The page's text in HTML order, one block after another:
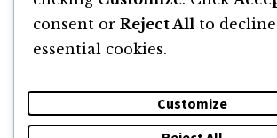
consent or Reject All to
essential cookies.
Customize